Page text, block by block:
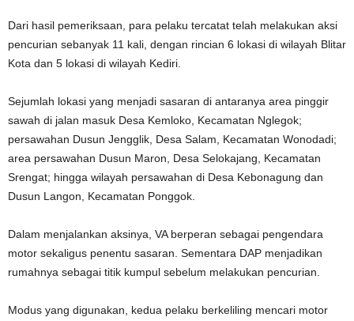
Dari hasil pemeriksaan, para pelaku tercatat telah melakukan aksi
pencurian sebanyak 11 kali, dengan rincian 6 lokasi di wilayah Blitar
Kota dan 5 lokasi di wilayah Kediri.
Sejumlah lokasi yang menjadi sasaran di antaranya area pinggir
sawah di jalan masuk Desa Kemloko, Kecamatan Nglegok;
persawahan Dusun Jengglik, Desa Salam, Kecamatan Wonodadi;
area persawahan Dusun Maron, Desa Selokajang, Kecamatan
Srengat; hingga wilayah persawahan di Desa Kebonagung dan
Dusun Langon, Kecamatan Ponggok.
Dalam menjalankan aksinya, VA berperan sebagai pengendara
motor sekaligus penentu sasaran. Sementara DAP menjadikan
rumahnya sebagai titik kumpul sebelum melakukan pencurian.
Modus yang digunakan, kedua pelaku berkeliling mencari motor